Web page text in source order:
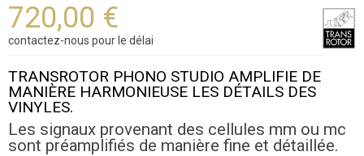
720,00 €
contactez-nous pour le délai
TRANSROTOR PHONO STUDIO AMPLIFIE DE
MANIÈRE HARMONIEUSE LES DÉTAILS DES
VINYLES.
Les signaux provenant des cellules mm ou mc
sont préamplifiés de manière fine et détaillée.